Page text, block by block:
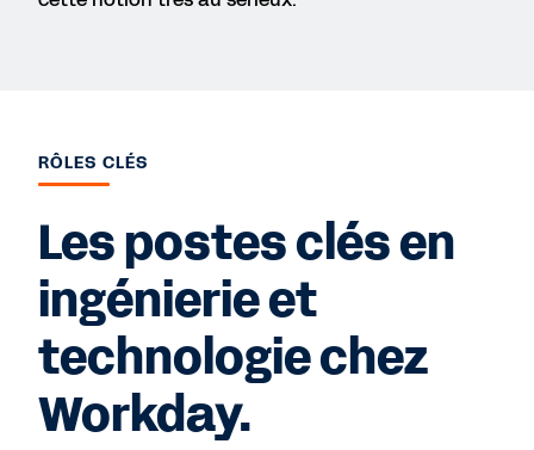
RÔLES CLÉS
Les postes clés en
ingénierie et
technologie chez
Workday.